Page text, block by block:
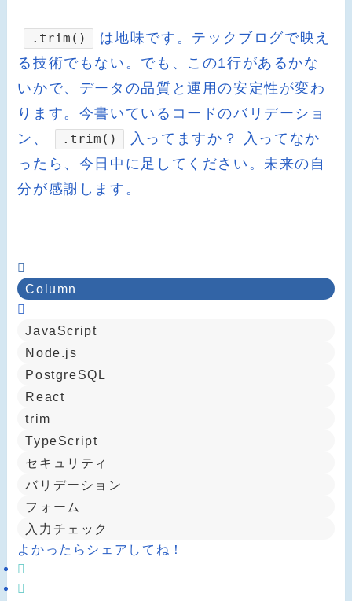
.trim()
は地味です。テックブログで映え
る技術でもない。でも、この1行があるかな
いかで、データの品質と運用の安定性が変わ
ります。今書いているコードのバリデーショ
ン、
.trim()
入ってますか？ 入ってなか
ったら、今日中に足してください。未来の自
分が感謝します。
Column
JavaScript
Node.js
PostgreSQL
React
trim
TypeScript
セキュリティ
バリデーション
フォーム
入力チェック
よかったらシェアしてね！